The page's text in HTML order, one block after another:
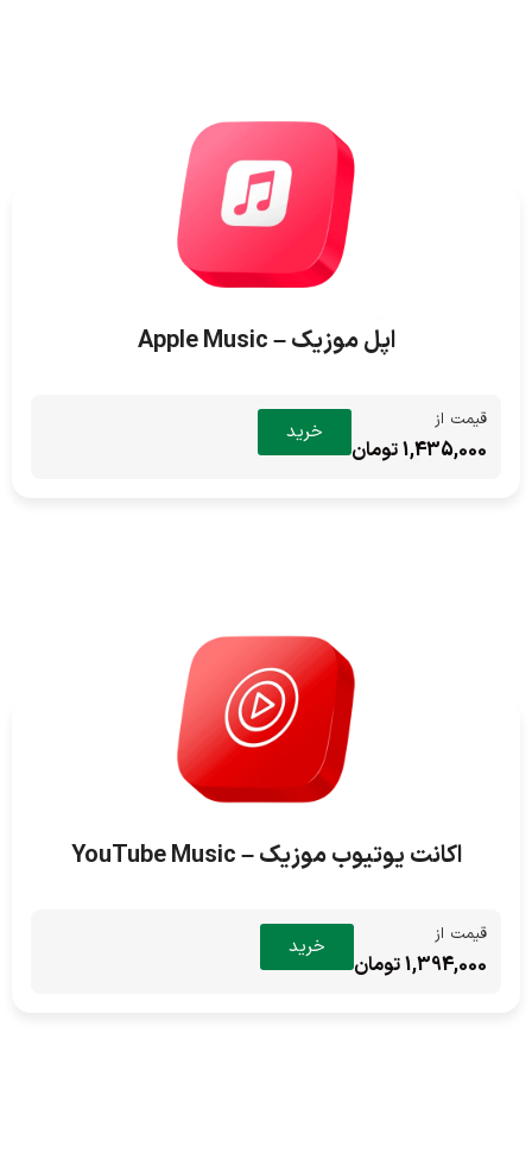
اپل موزیک – Apple Music
قیمت از
1,435,000 تومان
خرید
اکانت یوتیوب موزیک – YouTube Music
قیمت از
1,394,000 تومان
خرید